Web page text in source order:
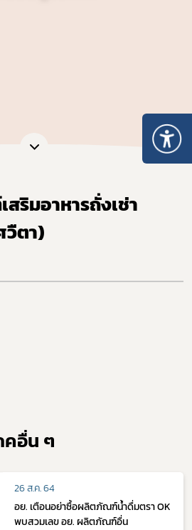
ริมอาหารถั่งเช่า
วืตา)
คอื่น ๆ
26 ส.ค. 64
อย. เตือนอย่าซื้อผลิตภัณฑ์น้ำดื่มตรา OK
พบสวมเลข อย. ผลิตภัณฑ์อื่น